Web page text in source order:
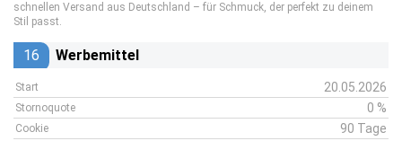
schnellen Versand aus Deutschland – für Schmuck, der perfekt zu deinem
Stil passt.
16 Werbemittel
Start 20.05.2026
Stornoquote 0 %
Cookie 90 Tage